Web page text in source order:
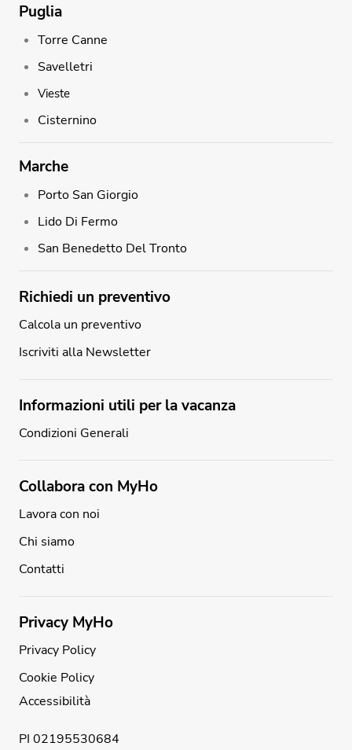
Puglia
Torre Canne
Savelletri
Vieste
Cisternino
Marche
Porto San Giorgio
Lido Di Fermo
San Benedetto Del Tronto
Richiedi un preventivo
Calcola un preventivo
Iscriviti alla Newsletter
Informazioni utili per la vacanza
Condizioni Generali
Collabora con MyHo
Lavora con noi
Chi siamo
Contatti
Privacy MyHo
Privacy Policy
Cookie Policy
Accessibilità
PI 02195530684